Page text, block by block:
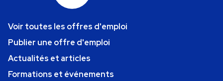
Voir toutes les offres d'emploi
Publier une offre d'emploi
Actualités et articles
Formations et événements